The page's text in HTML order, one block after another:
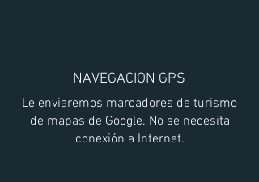
NAVEGACION GPS
Le enviaremos marcadores de turismo
de mapas de Google. No se necesita
conexión a Internet.